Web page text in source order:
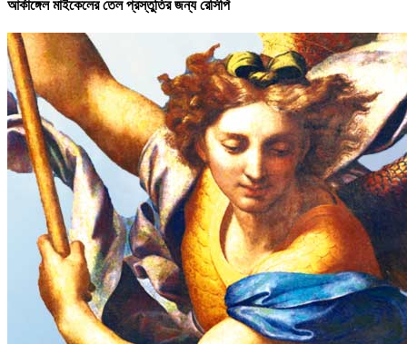
আর্কাঙ্গেল মাইকেলের তেল প্রস্তুতির জন্য রেসিপি